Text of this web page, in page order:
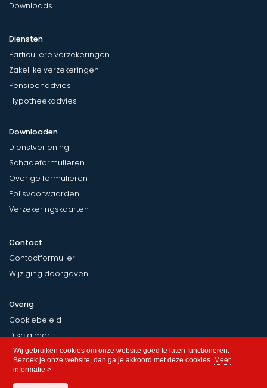
Wij gebruiken cookies om onze website goed te laten functioneren.
Bezoek je onze website, dan ga je akkoord met deze cookies. Meer
informatie >
Downloads
Diensten
Particuliere verzekeringen
Zakelijke verzekeringen
Pensioenadvies
Hypotheekadvies
Downloaden
Dienstverlening
Schadeformulieren
Overige formulieren
Polisvoorwaarden
Verzekeringskaarten
Contact
Contactformulier
Wijziging doorgeven
Overig
Cookiebeleid
Disclaimer
Privacy